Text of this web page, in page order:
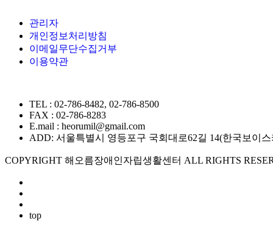
관리자
개인정보처리방침
이메일무단수집거부
이용약관
TEL : 02-786-8482, 02-786-8500
FAX : 02-786-8283
E.mail : heorumil@gmail.com
ADD: 서울특별시 영등포구 국회대로62길 14(한국보이
COPYRIGHT 해오름장애인자립생활센터 ALL RIGHTS
top